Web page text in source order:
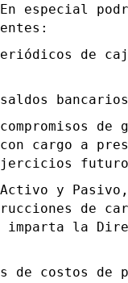
especial
de
de
cargo a
y Pasivo,
de
imparta la
costos de